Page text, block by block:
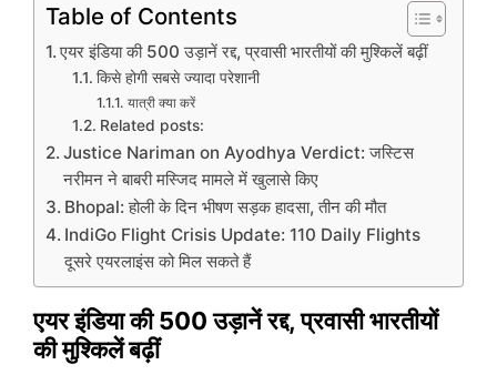
Table of Contents
एयर इंडिया की 500 उड़ानें रद्द, प्रवासी भारतीयों की मुश्किलें बढ़ीं
किसे होगी सबसे ज्यादा परेशानी
यात्री क्या करें
Related posts:
Justice Nariman on Ayodhya Verdict: जस्टिस
नरीमन ने बाबरी मस्जिद मामले में खुलासे किए
Bhopal: होली के दिन भीषण सड़क हादसा, तीन की मौत
IndiGo Flight Crisis Update: 110 Daily Flights
दूसरे एयरलाइंस को मिल सकते हैं
एयर इंडिया की 500 उड़ानें रद्द, प्रवासी भारतीयों
की मुश्किलें बढ़ीं